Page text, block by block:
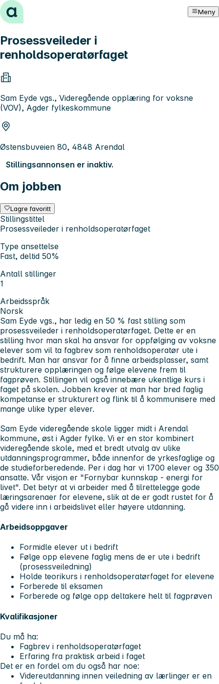
Hopp til innhold Meny
Prosessveileder i
renholdsoperatørfaget
Sam Eyde vgs., Videregående opplæring for voksne
(VOV), Agder fylkeskommune
Østensbuveien 80, 4848 Arendal
Stillingsannonsen er inaktiv.
Om jobben
Lagre favoritt
Stillingstittel
Prosessveileder i renholdsoperatørfaget
Type ansettelse
Fast, deltid 50%
Antall stillinger
1
Arbeidsspråk
Norsk
Sam Eyde vgs., har ledig en 50 % fast stilling som
prosessveileder i renholdsoperatørfaget. Dette er en
stilling hvor man skal ha ansvar for oppfølging av voksne
elever som vil ta fagbrev som renholdsoperatør ute i
bedrift. Man har ansvar for å finne arbeidsplasser, samt
strukturere opplæringen og følge elevene frem til
fagprøven. Stillingen vil også innebære ukentlige kurs i
faget på skolen. Jobben krever at man har bred faglig
kompetanse er strukturert og flink til å kommunisere med
mange ulike typer elever.
Sam Eyde videregående skole ligger midt i Arendal
kommune, øst i Agder fylke. Vi er en stor kombinert
videregående skole, med et bredt utvalg av ulike
utdanningsprogrammer, både innenfor de yrkesfaglige og
de studieforberedende. Per i dag har vi 1700 elever og 350
ansatte. Vår visjon er "Fornybar kunnskap - energi for
livet". Det betyr at vi arbeider med å tilrettelegge gode
læringsarenaer for elevene, slik at de er godt rustet for å
gå videre inn i arbeidslivet eller høyere utdanning.
Arbeidsoppgaver
Formidle elever ut i bedrift
Følge opp elevene faglig mens de er ute i bedrift
(prosessveiledning)
Holde teorikurs i renholdsoperatørfaget for elevene
Forberede til eksamen
Forberede og følge opp deltakere helt til fagprøven
Kvalifikasjoner
Du må ha:
Fagbrev i renholdsoperatørfaget
Erfaring fra praktisk arbeid i faget
Det er en fordel om du også har noe:
Videreutdanning innen veiledning av lærlinger er en